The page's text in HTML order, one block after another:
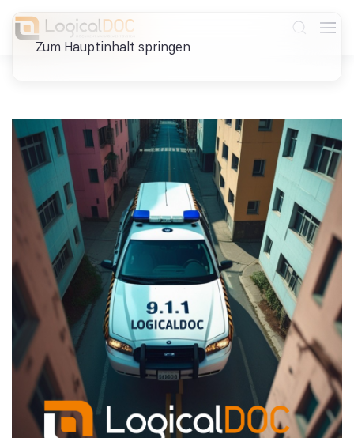
Zum Hauptinhalt springen